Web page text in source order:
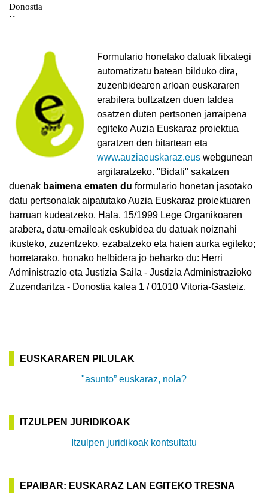
Formulario honetako datuak fitxategi
automatizatu batean bilduko dira,
zuzenbidearen arloan euskararen
erabilera bultzatzen duen taldea
osatzen duten pertsonen jarraipena
egiteko Auzia Euskaraz proiektua
garatzen den bitartean eta
www.auziaeuskaraz.eus webgunean
argitaratzeko. "Bidali" sakatzen
duenak baimena ematen du formulario honetan jasotako
datu pertsonalak aipatutako Auzia Euskaraz proiektuaren
barruan kudeatzeko. Hala, 15/1999 Lege Organikoaren
arabera, datu-emaileak eskubidea du datuak noiznahi
ikusteko, zuzentzeko, ezabatzeko eta haien aurka egiteko;
horretarako, honako helbidera jo beharko du: Herri
Administrazio eta Justizia Saila - Justizia Administrazioko
Zuzendaritza - Donostia kalea 1 / 01010 Vitoria-Gasteiz.
EUSKARAREN PILULAK
"asunto” euskaraz, nola?
ITZULPEN JURIDIKOAK
Itzulpen juridikoak kontsultatu
EPAIBAR: EUSKARAZ LAN EGITEKO TRESNA